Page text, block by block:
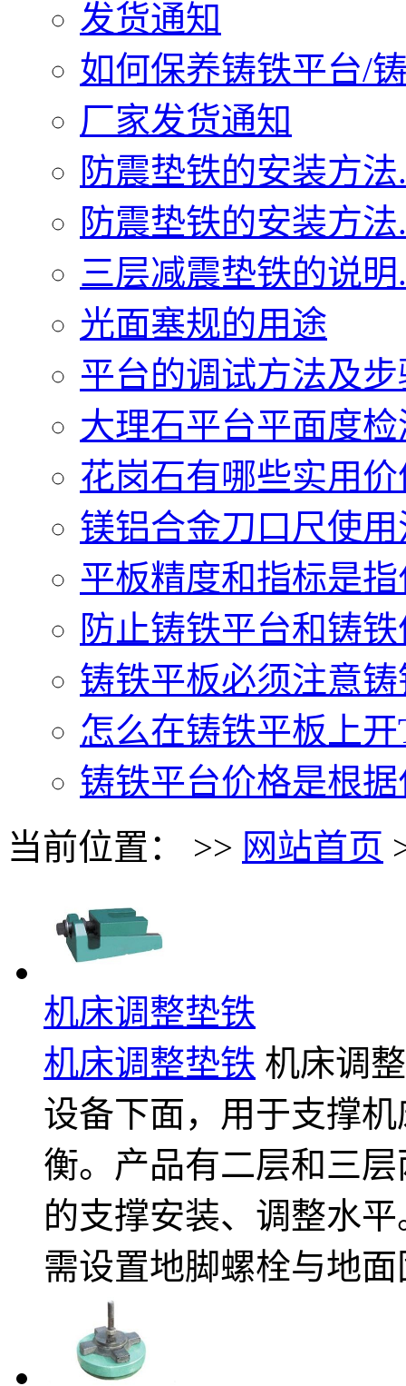
发货通知
如何保养铸铁平台/
厂家发货通知
防震垫铁的安装方法
防震垫铁的安装方法
三层减震垫铁的说明
光面塞规的用途
平台的调试方法及步
大理石平台平面度
花岗石有哪些实用价
镁铝合金刀口尺使
平板精度和指标是
防止铸铁平台和铸
铸铁平板必须注意
怎么在铸铁平板上
铸铁平台价格是根
当前位置： >> 网站首页
机床调整垫铁
机床调整垫铁 机床调
设备下面，用于支撑
衡。产品有二层和三
的支撑安装、调整
需设置地脚螺栓与地